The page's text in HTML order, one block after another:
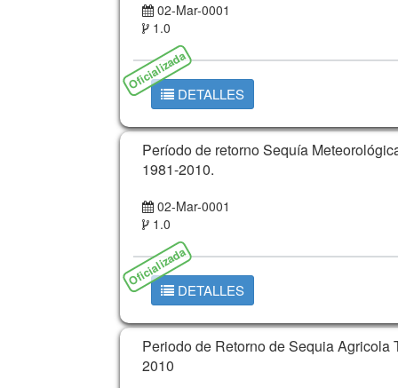
Oficializada
02-Mar-0001
1.0
DETALLES
Oficializada
Período de retorno Sequía
1981-2010.
02-Mar-0001
1.0
DETALLES
Periodo de Retorno de Sequia
2010